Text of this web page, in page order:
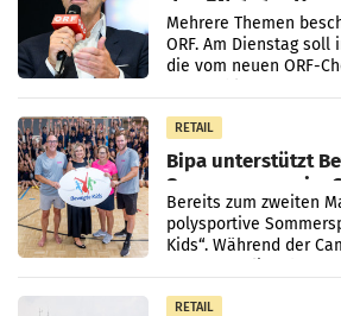
den SN gegen
Mehrere Themen
ORF. Am Dienstag
die vom neuen ORF-
RETAIL
Bipa unterstützt
Sommercamps im
Bereits zum zweiten
polysportive
Kids“. Während der
RETAIL